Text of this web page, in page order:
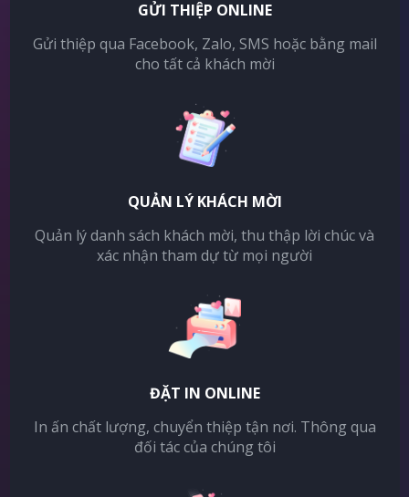
GỬI THIỆP ONLINE
Gửi thiệp qua Facebook, Zalo, SMS hoặc bằng mail
cho tất cả khách mời
QUẢN LÝ KHÁCH MỜI
Quản lý danh sách khách mời, thu thập lời chúc và
xác nhận tham dự từ mọi người
ĐẶT IN ONLINE
In ấn chất lượng, chuyển thiệp tận nơi. Thông qua
đối tác của chúng tôi